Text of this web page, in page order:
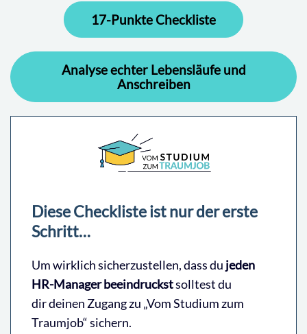
17-Punkte Checkliste
Analyse echter Lebensläufe und
Anschreiben
Diese Checkliste ist nur der erste
Schritt…
Um wirklich sicherzustellen, dass du jeden
HR-Manager beeindruckstsolltest du
dir deinen Zugang zu „Vom Studium zum
Traumjob“ sichern.